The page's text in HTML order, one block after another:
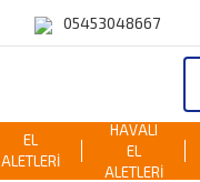
05453048667
EL
ALETLERİ
HAVALI
EL
ALETLERİ